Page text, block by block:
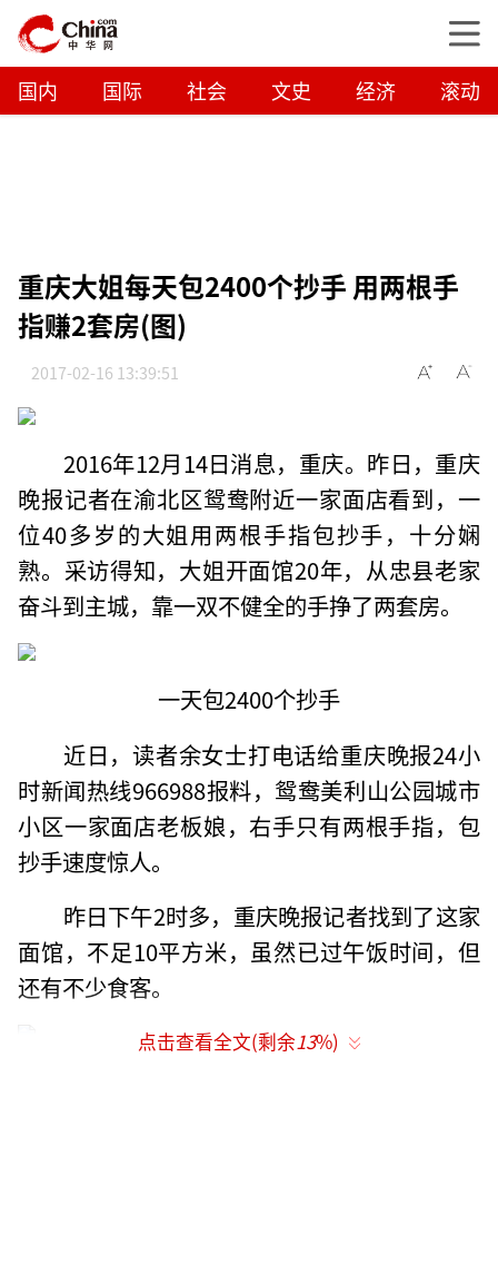
国内 国际 社会 文史 经济 滚动
重庆大姐每天包2400个抄手 用两根手
指赚2套房(图)
2017-02-16 13:39:51
2016年12月14日消息，重庆。昨日，重庆
晚报记者在渝北区鸳鸯附近一家面店看到，一
位40多岁的大姐用两根手指包抄手，十分娴
熟。采访得知，大姐开面馆20年，从忠县老家
奋斗到主城，靠一双不健全的手挣了两套房。
一天包2400个抄手
近日，读者余女士打电话给重庆晚报24小
时新闻热线966988报料，鸳鸯美利山公园城市
小区一家面店老板娘，右手只有两根手指，包
抄手速度惊人。
昨日下午2时多，重庆晚报记者找到了这家
面馆，不足10平方米，虽然已过午饭时间，但
还有不少食客。
点击查看全文(剩余13%)